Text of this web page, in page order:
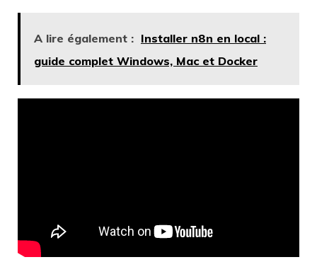
A lire également : Installer n8n en local :
guide complet Windows, Mac et Docker